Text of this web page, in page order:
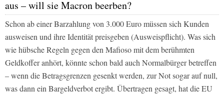
aus – will sie Macron beerben?
Schon ab einer Barzahlung von 3.000 Euro müssen sich Kunden
ausweisen und ihre Identität preisgeben (Ausweispflicht). Was sich
wie hübsche Regeln gegen den Mafioso mit dem berühmten
Geldkoffer anhört, könnte schon bald auch Normalbürger betreffen
– wenn die Betragsgrenzen gesenkt werden, zur Not sogar auf null,
was dann ein Bargeldverbot ergibt. Übertragen gesagt, hat die EU